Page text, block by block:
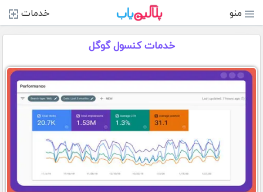
منو خدمات
خدمات کنسول گوگل